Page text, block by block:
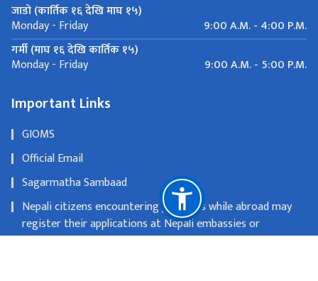
जाडो (कार्तिक १६ देखि माघ १५)
Monday - Friday
9:00 A.M. - 4:00 P.M.
गर्मी (माघ १६ देखि कार्तिक १५)
Monday - Friday 9:00 A.M. - 5:00 P.M.
Important Links
GIOMS
Official Email
Sagarmatha Sambaad
Nepali citizens encountering problems while abroad may
register their applications at Nepali embassies or
consulates